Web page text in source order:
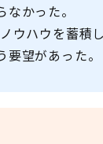
かった。
ウハウを蓄積
要望があった。